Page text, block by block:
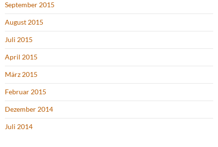
September 2015
August 2015
Juli 2015
April 2015
März 2015
Februar 2015
Dezember 2014
Juli 2014